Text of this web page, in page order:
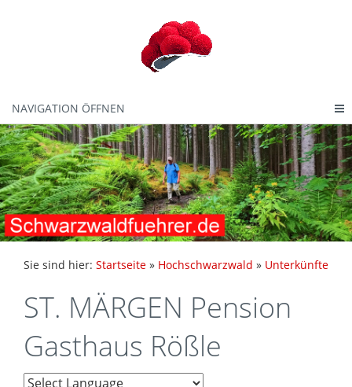
NAVIGATION ÖFFNEN
Sie sind hier: Startseite » Hochschwarzwald » Unterkünfte
ST. MÄRGEN Pension
Gasthaus Rößle